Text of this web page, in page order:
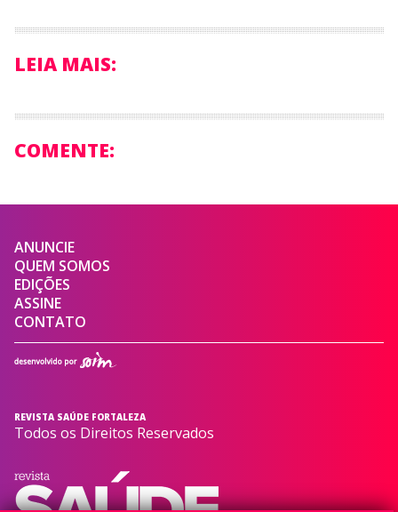
LEIA MAIS:
COMENTE:
ANUNCIE
QUEM SOMOS
EDIÇÕES
ASSINE
CONTATO
REVISTA SAÚDE FORTALEZA
Todos os Direitos Reservados